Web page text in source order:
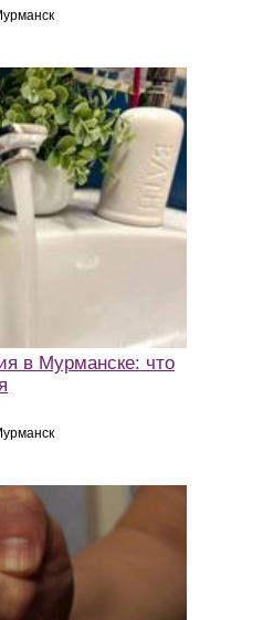
в Мурманске: что